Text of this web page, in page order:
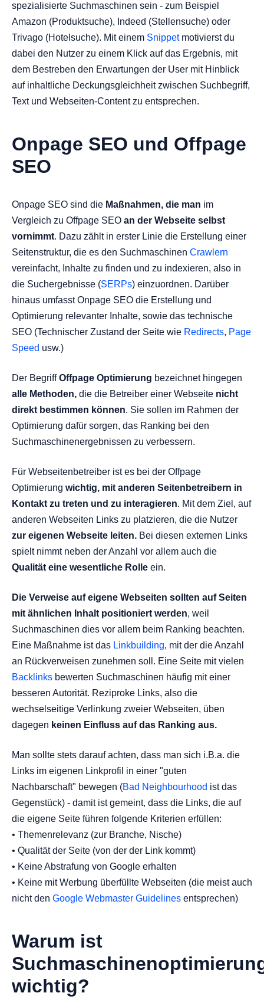
spezialisierte Suchmaschinen sein - zum Beispiel
Amazon (Produktsuche), Indeed (Stellensuche) oder
Trivago (Hotelsuche). Mit einem Snippetmotivierst du
dabei den Nutzer zu einem Klick auf das Ergebnis, mit
dem Bestreben den Erwartungen der User mit Hinblick
auf inhaltliche Deckungsgleichheit zwischen Suchbegriff,
Text und Webseiten-Content zu entsprechen.
Onpage SEO und Offpage
SEO
Onpage SEO sind die Maßnahmen, die man im
Vergleich zu Offpage SEO an der Webseite selbst
vornimmt. Dazu zählt in erster Linie die Erstellung einer
Seitenstruktur, die es den Suchmaschinen Crawlern
vereinfacht, Inhalte zu finden und zu indexieren, also in
die Suchergebnisse (SERPs) einzuordnen. Darüber
hinaus umfasst Onpage SEO die Erstellung und
Optimierung relevanter Inhalte, sowie das technische
SEO (Technischer Zustand der Seite wie Redirects, Page
Speed usw.)
Der BegriffOffpage Optimierung bezeichnet hingegen
alle Methoden, die die Betreiber einer Webseite nicht
direkt bestimmen können. Sie sollen im Rahmen der
Optimierung dafür sorgen, das Ranking bei den
Suchmaschinenergebnissen zu verbessern.
Für Webseitenbetreiber ist es bei der Offpage
Optimierung wichtig, mit anderen Seitenbetreibern in
Kontakt zu treten und zu interagieren. Mit dem Ziel, auf
anderen Webseiten Links zu platzieren, die die Nutzer
zur eigenen Webseite leiten. Bei diesen externen Links
spielt nimmt neben der Anzahl vor allem auch die
Qualität eine wesentliche Rolle ein.
Die Verweise auf eigene Webseiten sollten auf Seiten
mit ähnlichen Inhalt positioniert werden, weil
Suchmaschinen dies vor allem beim Ranking beachten.
Eine Maßnahme ist das Linkbuilding, mit der die Anzahl
an Rückverweisen zunehmen soll. Eine Seite mit vielen
Backlinks bewerten Suchmaschinen häufig mit einer
besseren Autorität. Reziproke Links, also die
wechselseitige Verlinkung zweier Webseiten, üben
dagegen keinen Einfluss auf das Ranking aus.
Man sollte stets darauf achten, dass man sich i.B.a. die
Links im eigenen Linkprofil in einer "guten
Nachbarschaft" bewegen (Bad Neighbourhood ist das
Gegenstück) - damit ist gemeint, dass die Links, die auf
die eigene Seite führen folgende Kriterien erfüllen:
• Themenrelevanz (zur Branche, Nische)
• Qualität der Seite (von der der Link kommt)
• Keine Abstrafung von Google erhalten
• Keine mit Werbung überfüllte Webseiten (die meist auch
nicht den Google Webmaster Guidelines entsprechen)
Warum ist
wichtig?